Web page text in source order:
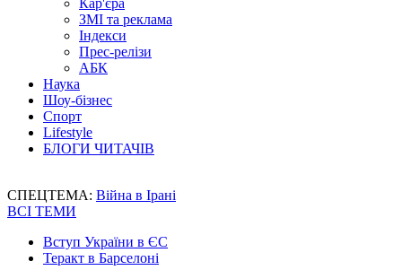
Кар'єра
ЗМІ та реклама
Індекси
Прес-релізи
АБК
Наука
Шоу-бізнес
Спорт
Lifestyle
БЛОГИ ЧИТАЧІВ
СПЕЦТЕМА: Війна в Ірані
ВСІ ТЕМИ
Вступ України в ЄС
Теракт в Барселоні